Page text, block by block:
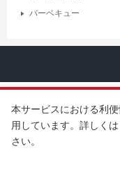
バーベキュー
本サービスにおける利
用しています。詳しく
さい。